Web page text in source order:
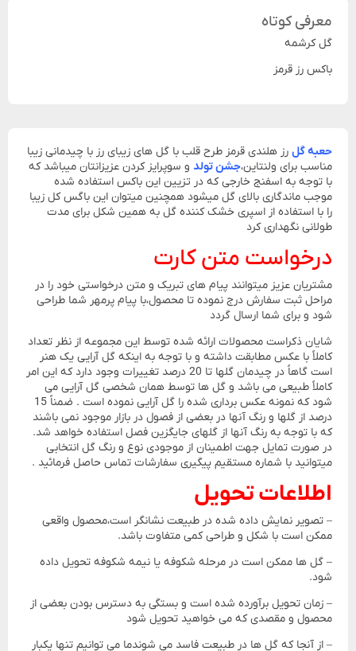
معرفی کوتاه
گل کرشمه
باکس رز قرمز
حعبه گل رز هلندی قرمز طرح قلب با گل های زیبای رز با چیدمانی زیبا
مناسب برای ولنتاین،جشن تولد و سوپرایز کردن عزیزانتان میباشد که
با توجه به اسفنج خارجی که در تزیین این باکس استفاده شده
موجب ماندگاری بالای گل میشود همچنین میتوان این باگس کل زیبا
را با استفاده از اسپری خشک کننده گل به همین شکل برای مدت
طولانی نگهداری کرد
درخواست متن کارت
مشتریان عزیز میتوانند پیام های تبریک و متن درخواستی خود را در
مراحل ثبت سفارش درج نموده تا محصول،با پیام پرمهر شما طراحی
شود و برای شما ارسال گردد
شایان ذکراست محصولات ارائه شده توسط این مجموعه از نظر تعداد
کاملاً با عکس مطابقت داشته و با توجه به اینکه گل آرایی یک هنر
است گاهاً در چیدمان گلها تا 20 درصد تغییرات وجود دارد که این امر
کاملاً طبیعی می باشد و گل ها توسط همان شخصی گل آرایی می
شود که نمونه عکس برداری شده را گل آرایی نموده است . ضمناً 15
درصد از گلها و رنگ آنها در بعضی از فصول در بازار موجود نمی باشند
که با توجه به رنگ آنها از گلهای جایگزین فصل استفاده خواهد شد.
در صورت تمایل جهت اطمینان از موجودی نوع و رنگ گل انتخابی
میتوانید با شماره مستقیم پیگیری سفارشات تماس حاصل فرمائید .
اطلاعات تحویل
– تصویر نمایش داده شده در طبیعت نشانگر است،محصول واقعی
ممکن است با شکل و طراحی کمی متفاوت باشد.
– گل ها ممکن است در مرحله شکوفه یا نیمه شکوفه تحویل داده
شود.
– زمان تحویل برآورده شده است و بستگی به دسترس بودن بعضی از
محصول و مقصدی که می خواهید تحویل شود
– از آنجا که گل ها در طبیعت فاسد می شوندما می توانیم تنها یکبار